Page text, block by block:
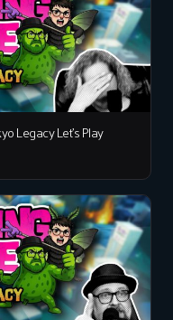
Legacy Let’s Play